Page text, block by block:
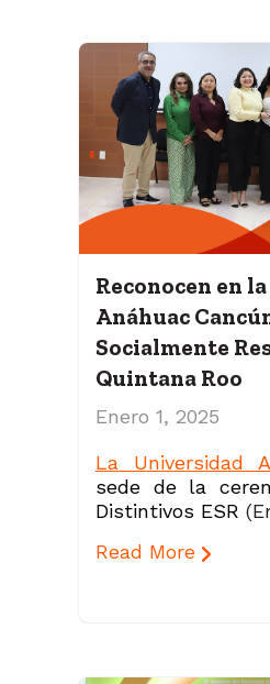
Reconocen en
Anáhuac
Socialmente
Quintana Roo
Enero 1, 2025
La Universidad
sede de la
Distintivos ESR
Read More